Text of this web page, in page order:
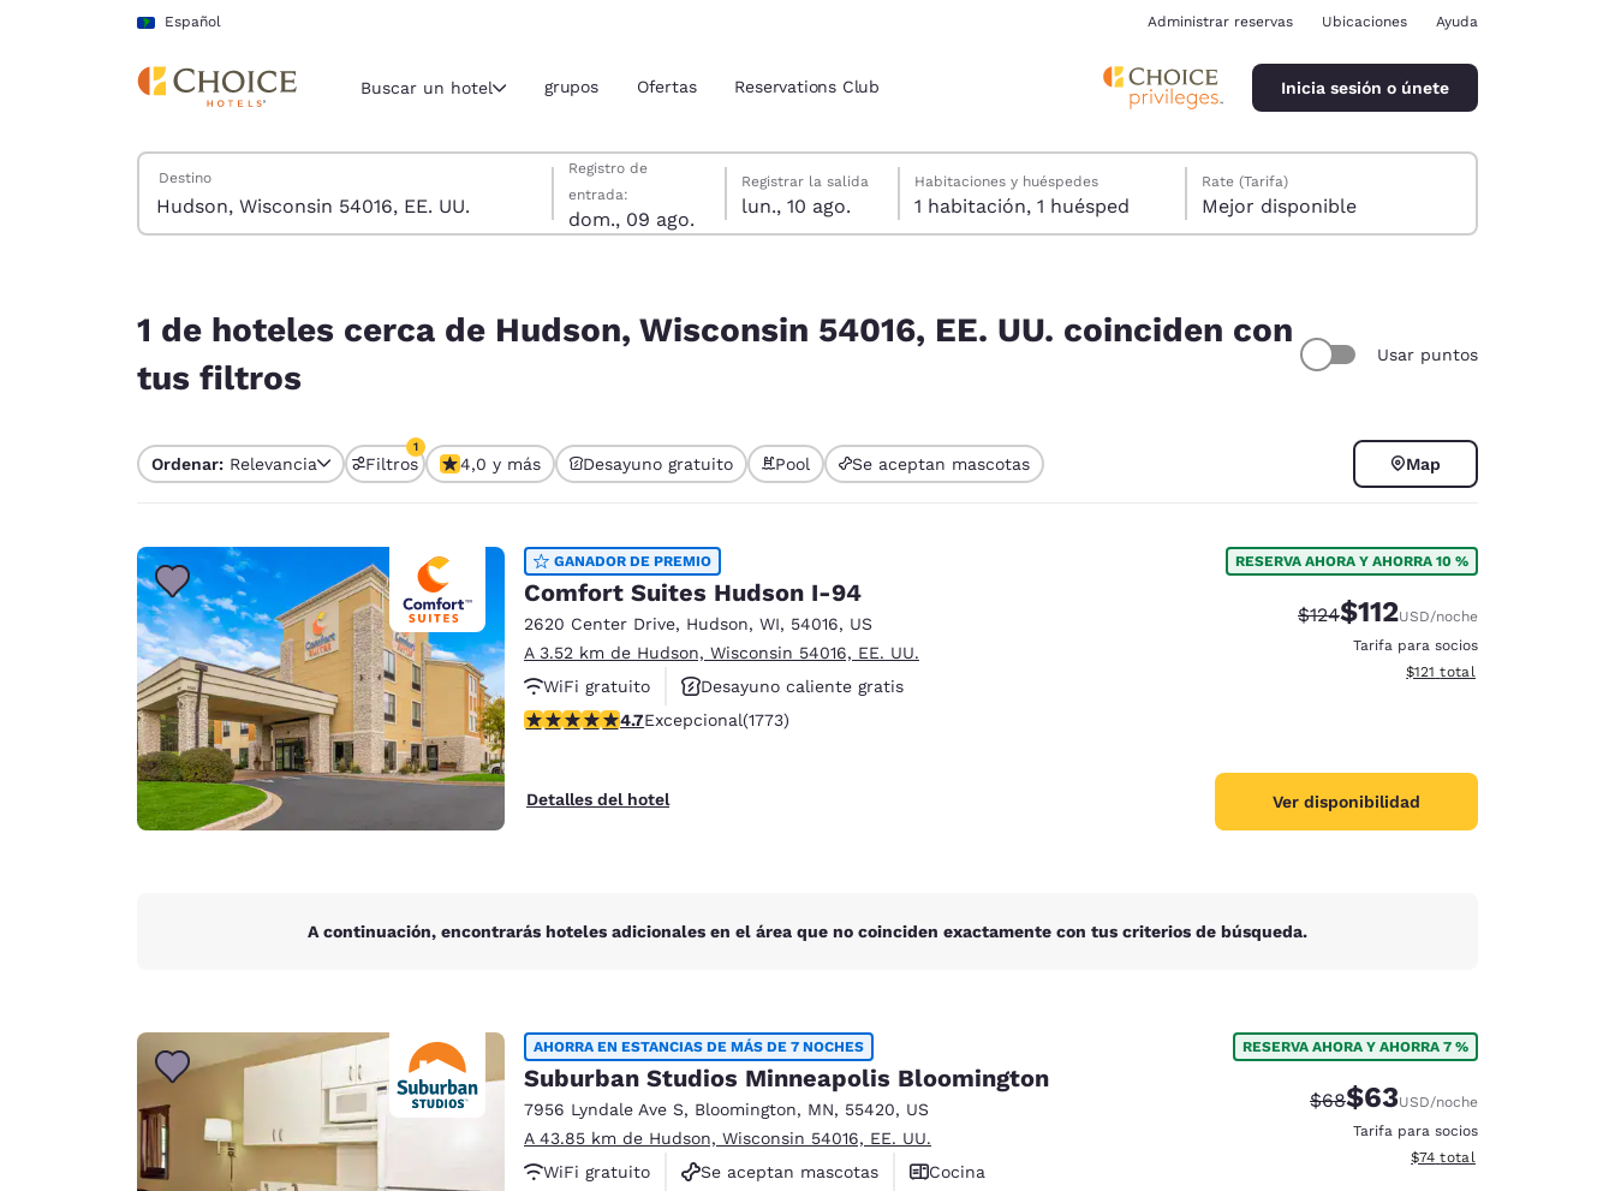
Pasar A Contenido Principal
Español
Región y ubicación actuales
América Latina
América
América Latina
Português
Latin America
English
Canada
English
Europa
Deutschland
Deutsch
Germany
Spain
English
France
English
Administrar reservas Ubicaciones Ayuda
Buscar un hotel grupos Ofertas Reservations Club Inicia sesión o únete
Buscar hoteles
Destino
domingo, 9 de agosto
Registro de
entrada:
dom., 09 ago.
lunes, 10 de agosto
Registrar la salida
lun., 10 ago.
lunes, 10 de agosto fecha de check-out seleccionada
domingo, 9 de agosto fecha de check-in seleccionada
Habitaciones y huéspedes
1 habitación, 1 huésped
Rate (Tarifa)
Mejor disponible
1 de hoteles cerca de Hudson, Wisconsin 54016, EE. UU. coinciden con
tus filtros
Usar puntos
Ordenar: Relevancia Filtros
1
1 filtro seleccionado actualmente
4,0 y más Desayuno gratuito Pool Se aceptan mascotas Map
GANADOR DE PREMIO
Comfort Suites Hudson I-94
2620 Center Drive, Hudson, WI, 54016, US
A 3.52 km de Hudson, Wisconsin 54016, EE. UU.
WiFi gratuito
Desayuno caliente gratis
Se aceptan mascotas
calificación de 4.69 estrellas. Excepcional. 1773 reseñas
4.7Excepcional(1773)
Detalles del hotel
RESERVA AHORA Y AHORRA 10 %
Precio tachado:
$124Precio con descuento:
$112USD/noche
Tarifa para socios
Ver detalles del total
$121 total
Ver disponibilidad
A continuación, encontrarás hoteles adicionales en el área que no coinciden exactamente con tus criterios de búsqueda.
AHORRA EN ESTANCIAS DE MÁS DE 7 NOCHES
Suburban Studios Minneapolis Bloomington
7956 Lyndale Ave S, Bloomington, MN, 55420, US
A 43.85 km de Hudson, Wisconsin 54016, EE. UU.
WiFi gratuito
Se aceptan mascotas
Cocina
RESERVA AHORA Y AHORRA 7 %
Precio tachado:
$68Precio con descuento:
$63USD/noche
Tarifa para socios
Ver detalles del total
$74 total